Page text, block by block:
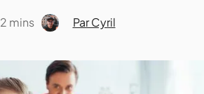
2 mins Par Cyril